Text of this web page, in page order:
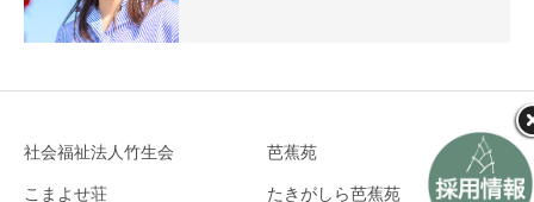
社会福祉法人竹生会 芭蕉苑
こまよせ荘 たきがしら芭蕉苑